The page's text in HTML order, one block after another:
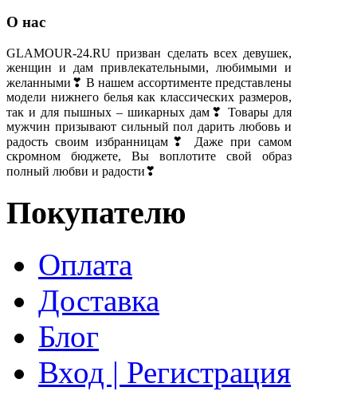
О нас
GLAMOUR-24.RU призван сделать всех девушек,
женщин и дам привлекательными, любимыми и
желанными❣ В нашем ассортименте представлены
модели нижнего белья как классических размеров,
так и для пышных – шикарных дам❣ Товары для
мужчин призывают сильный пол дарить любовь и
радость своим избранницам❣ Даже при самом
скромном бюджете, Вы воплотите свой образ
полный любви и радости❣
Покупателю
Оплата
Доставка
Блог
Вход | Регистрация